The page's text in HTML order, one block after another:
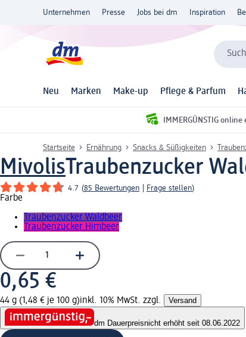
Unternehmen Presse Jobs bei dm Inspiration
Neu Marken Make-up Pflege & Parfum
IMMERGÜNSTIG
Startseite Ernährung Snacks & Süßigkeiten
MivolisTraubenzucker
4.7 (85 Bewertungen Frage stellen)
Farbe
Traubenzucker Waldbeer
Traubenzucker Himbeer
0,65 €
44 g (1,48 € je 100 g)inkl. 10% MwSt. zzgl. Versand
dm Dauerpreisnicht erhöht seit 08.06.2022